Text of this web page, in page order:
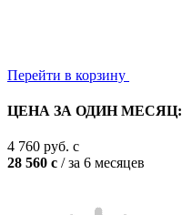
Перейти в корзину
ЦЕНА ЗА ОДИН МЕСЯЦ:
4 760 руб. c
28 560 c / за 6 месяцев